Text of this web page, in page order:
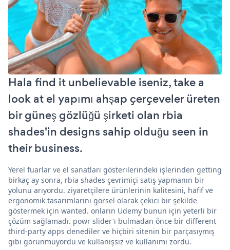
Hala find it unbelievable iseniz, take a
look at el yapımı ahşap çerçeveler üreten
bir güneş gözlüğü şirketi olan rbia
shades'in designs sahip olduğu seen in
their business.
Yerel fuarlar ve el sanatları gösterilerindeki işlerinden getting
birkaç ay sonra, rbia shades çevrimiçi satış yapmanın bir
yolunu arıyordu. ziyaretçilere ürünlerinin kalitesini, hafif ve
ergonomik tasarımlarını görsel olarak çekici bir şekilde
göstermek için wanted. onların Udemy bunun için yeterli bir
çözüm sağlamadı. powr slider'ı bulmadan önce bir different
third-party apps denediler ve hiçbiri sitenin bir parçasıymış
gibi görünmüyordu ve kullanışsız ve kullanımı zordu.